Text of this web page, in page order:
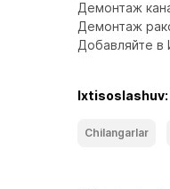
Демонтаж
Демонтаж
Добавляйте в
Ixtisoslashuv:
Chilangarlar